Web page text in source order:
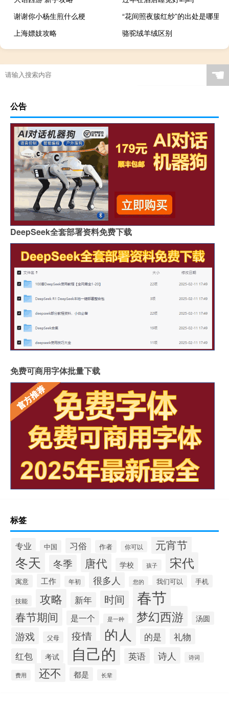
谢谢你小杨生煎什么梗
“花间照夜簇红纱”的出处是哪里
上海嫖妓攻略
骆驼绒羊绒区别
☚
公告
DeepSeek全套部署资料免费下载
免费可商用字体批量下载
标签
专业 中国 习俗 作者 你可以 元宵节
冬天 冬季 唐代 学校 孩子 宋代
寓意 工作 年初 很多人 您的 我们可以 手机
技能 攻略 新年 时间 春节
春节期间 是一个 是一种 梦幻西游 汤圆
游戏 父母 疫情 的人 的是 礼物
红包 考试 自己的 英语 诗人 诗词
费用 还不 都是 长辈